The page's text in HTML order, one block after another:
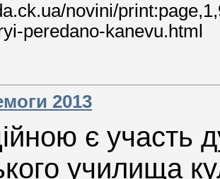
novini/
peredano-kanevu.html
2013
є участь
училища